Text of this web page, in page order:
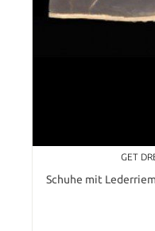
GET
Schuhe mit